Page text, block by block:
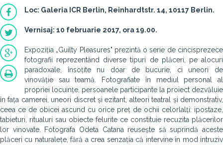
Loc: Galeria ICR Berlin, Reinhardtstr. 14, 10117 Berlin.
Vernisaj: 10 februarie 2017, ora 19.00.
Expoziția „Guilty Pleasures" prezintă o serie de cincisprezece
fotografii reprezentând diverse tipuri de plăceri, pe alocuri
paradoxale, însoțite nu doar de bucurie, ci uneori de
vinovăție sau teamă. Fotografiate în mediul personal al
propriei locuințe, persoanele participante la proiect dezvăluie
în fața camerei, uneori discret și ezitant, alteori teatral și demonstrativ,
ceea ce de obicei ascund cu orice preț de ochii celorlalți: ipostaze,
tabieturi, ritualuri sau obiecte felurite ce constituie recuzita plăcerilor
lor vinovate. Fotografa Odeta Catana reusește să suprindă aceste
plăceri cu naturalețe, fără a crea senzația că intervine în mod intruziv